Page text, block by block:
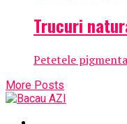
Trucuri
Petetele
More Posts